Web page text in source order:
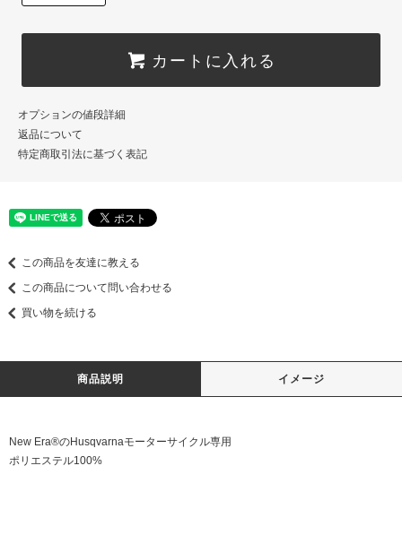
カートに入れる
オプションの値段詳細
返品について
特定商取引法に基づく表記
この商品を友達に教える
この商品について問い合わせる
買い物を続ける
商品説明 イメージ
New Era®のHusqvarnaモーターサイクル専用
ポリエステル100%